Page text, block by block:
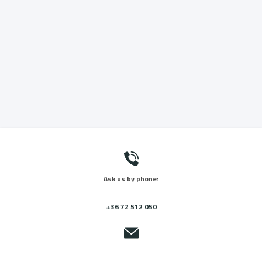
Ask us by phone:
+36 72 512 050